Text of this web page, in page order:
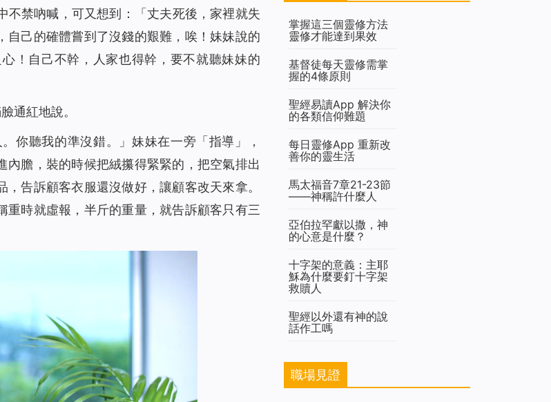
不禁吶喊，可又想到：「丈夫死後，家裡就失
己的確體嘗到了沒錢的艱難，唉！妹妹說的
！自己不幹，人家也得幹，要不就聽妹妹的
通紅地說。
你聽我的準沒錯。」妹妹在一旁「指導」，
內膽，裝的時候把絨攥得緊緊的，把空氣排出
告訴顧客衣服還沒做好，讓顧客改天來拿。
時就虛報，半斤的重量，就告訴顧客只有三
掌握這三個靈修方法
靈修才能達到果效
基督徒每天靈修需掌
握的4條原則
聖經易讀App 解決你
的各類信仰難題
每日靈修App 重新改
善你的靈生活
馬太福音7章21-23節
——神稱許什麼人
亞伯拉罕獻以撒，神
的心意是什麼？
十字架的意義：主耶
穌為什麼要釘十字架
救贖人
聖經以外還有神的說
話作工嗎
職場見證